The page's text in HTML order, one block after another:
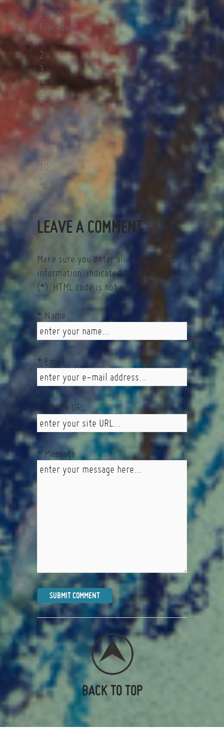
Début
Précédent
1
2
3
4
5
6
7
8
9
10
Suivant
Fin
LEAVE A COMMENT
Make sure you enter all the required
information, indicated by an asterisk
(*). HTML code is not allowed.
* Name
* Email
Website URL
* Message
BACK TO TOP